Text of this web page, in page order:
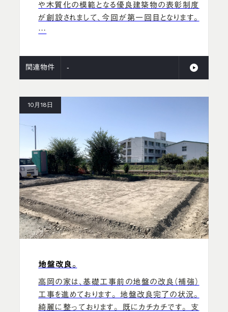
や木質化の模範となる優良建築物の表彰制度
が創設されまして、今回が第一回目となります。
…
関連物件 -
10月18日
地盤改良。
高岡の家は、基礎工事前の地盤の改良（補強）
工事を進めております。 地盤改良完了の状況。
綺麗に整っております。 既にカチカチです。 支